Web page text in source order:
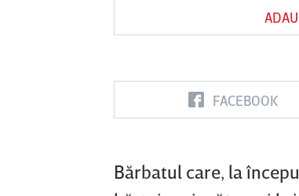
FACEBOOK
Bărbatul care, la
Sepsi OSK Sf
Vs
FCSB